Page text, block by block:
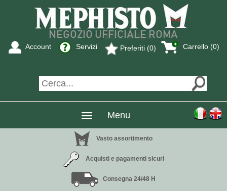
Carrello (0)
Preferiti (0)
Servizi
Account
Menu
Vasto assortimento
Acquisti e pagamenti sicuri
Consegna 24/48 H